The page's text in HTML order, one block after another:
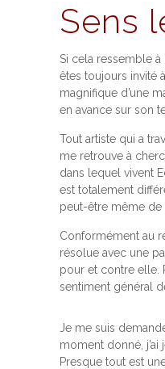
Sens
Si cela ressemble
êtes toujours invité
magnifique d’une
en avance sur son
Tout artiste qui a
me retrouve à
dans lequel vivent
est totalement
peut-être même de
Conformément au
résolue avec une
pour et contre elle.
sentiment général
Je me suis
moment donné, j’ai
Presque tout est